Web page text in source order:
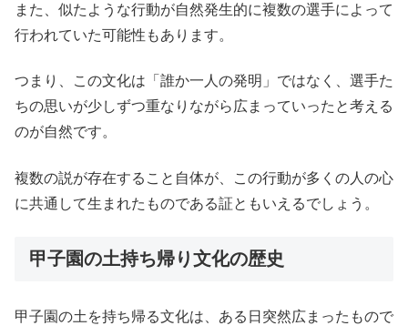
また、似たような行動が自然発生的に複数の選手によって
行われていた可能性もあります。
つまり、この文化は「誰か一人の発明」ではなく、選手た
ちの思いが少しずつ重なりながら広まっていったと考える
のが自然です。
複数の説が存在すること自体が、この行動が多くの人の心
に共通して生まれたものである証ともいえるでしょう。
甲子園の土持ち帰り文化の歴史
甲子園の土を持ち帰る文化は、ある日突然広まったもので